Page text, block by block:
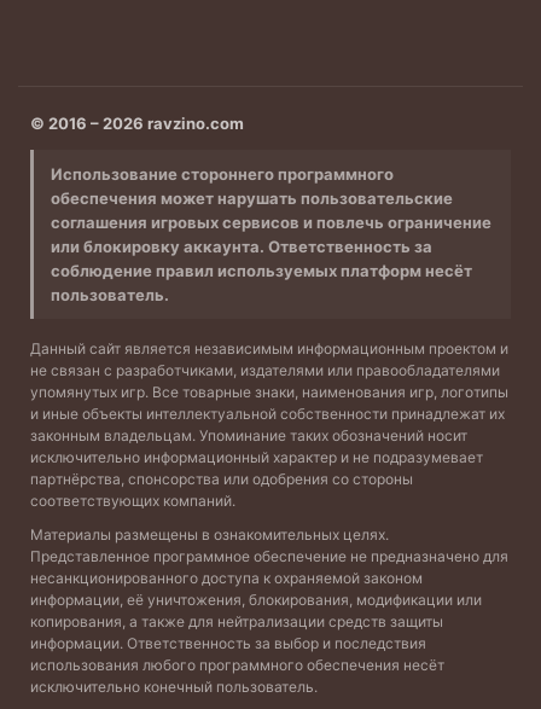
© 2016 – 2026 ravzino.com
Использование стороннего программного
обеспечения может нарушать пользовательские
соглашения игровых сервисов и повлечь ограничение
или блокировку аккаунта. Ответственность за
соблюдение правил используемых платформ несёт
пользователь.
Данный сайт является независимым информационным проектом и
не связан с разработчиками, издателями или правообладателями
упомянутых игр. Все товарные знаки, наименования игр, логотипы
и иные объекты интеллектуальной собственности принадлежат их
законным владельцам. Упоминание таких обозначений носит
исключительно информационный характер и не подразумевает
партнёрства, спонсорства или одобрения со стороны
соответствующих компаний.
Материалы размещены в ознакомительных целях.
Представленное программное обеспечение не предназначено для
несанкционированного доступа к охраняемой законом
информации, её уничтожения, блокирования, модификации или
копирования, а также для нейтрализации средств защиты
информации. Ответственность за выбор и последствия
использования любого программного обеспечения несёт
исключительно конечный пользователь.